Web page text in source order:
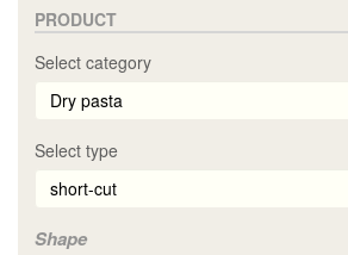
PRODUCT
Select category
Select type
Shape